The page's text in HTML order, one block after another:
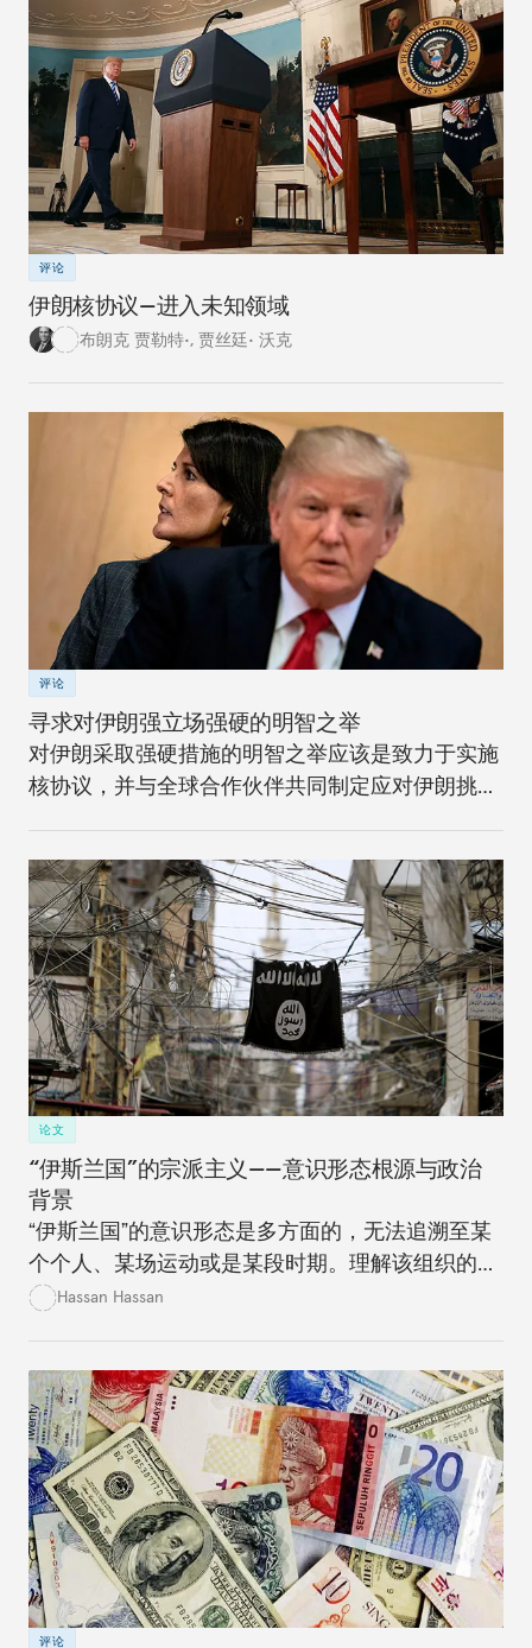
评论
伊朗核协议—进入未知领域
布朗克 贾勒特•, 贾丝廷• 沃克
评论
寻求对伊朗强立场强硬的明智之举
对伊朗采取强硬措施的明智之举应该是致力于实施
核协议，并与全球合作伙伴共同制定应对伊朗挑战
论文
“伊斯兰国”的宗派主义——意识形态根源与政治
背景
“伊斯兰国”的意识形态是多方面的，无法追溯至某
个个人、某场运动或是某段时期。理解该组织的意
识形态对于战胜它而言至关重要。
Hassan Hassan
评论